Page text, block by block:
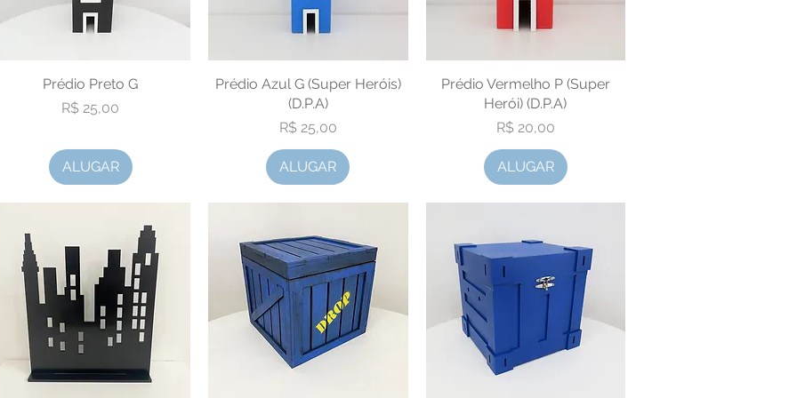
Visualização rápida
Prédio Preto G
Preço
R$ 25,00
ALUGAR
Visualização rápida
Prédio Azul G (Super Heróis)
(D.P.A)
Preço
R$ 25,00
ALUGAR
Visualização rápida
Prédio Vermelho P (Super
Herói) (D.P.A)
Preço
R$ 20,00
ALUGAR